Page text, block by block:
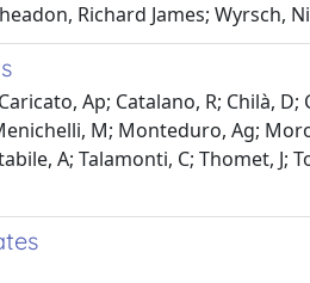
Richard James; Wyrsch,
Ap; Catalano, R; Chilà,
M; Monteduro, Ag;
A; Talamonti, C; Thomet, J;